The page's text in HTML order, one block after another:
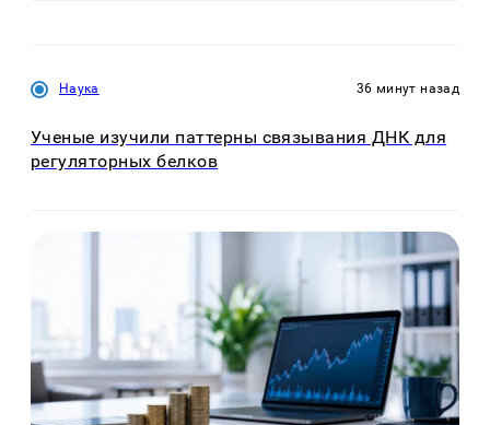
Наука 36 минут назад
Ученые изучили паттерны связывания ДНК для
регуляторных белков